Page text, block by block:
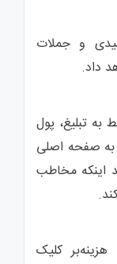
و جملات
داد.
به تبلیغ، پول
به صفحه اصلی‌
اینکه مخاطب
کلیک